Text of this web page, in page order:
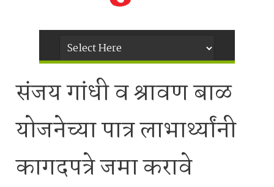
संजय गांधी व श्रावण बाळ
योजनेच्या पात्र लाभार्थ्यांनी
कागदपत्रे जमा करावे